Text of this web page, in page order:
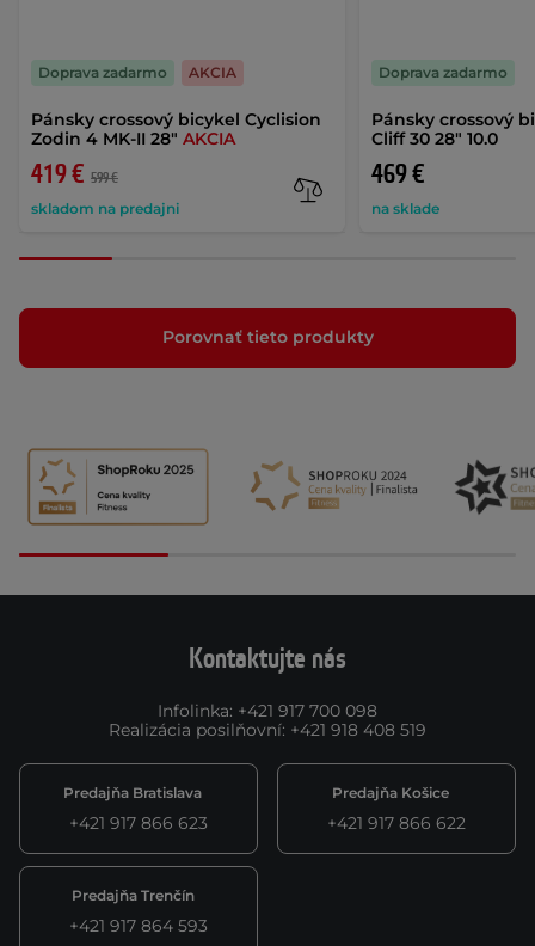
Pánsky crossový bicykel Cyclision
Zodin 4 MK-II 28" AKCIA
419 € 599 €
skladom na predajni
Doprava zadarmo AKCIA
Pánsky crossový
Cliff 30 28" 10.0
469 €
na sklade
Doprava zadarmo
Porovnať tieto produkty
Kontaktujte nás
Infolinka: +421 917 700 098
Realizácia posilňovní: +421 918 408 519
Predajňa Bratislava
+421 917 866 623
Predajňa Košice
+421 917 866 622
Predajňa Trenčín
+421 917 864 593